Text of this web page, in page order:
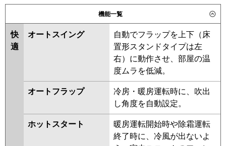
RCID-GP140RHN5
GP140RSH11
三菱重工
FDTWV1406H6S-rak
FDTWV1406H6S
パナソニック PA-P140L7KNC PA-P140L7KC
PA-P140L7HC PA-P140L7HNC
東芝 RWSA14034XU RWSA14034MUB
RWHA14031MUB
RWSA14033MUB RWHA14031MU
RWHA14031XU RWSA14033MU
RWSA14033XU RWHA14031M
RWHA14031X RWSA14033M
RWSA14033X RWHA14021M
RWHA14021X AWHA14054M-R
AWHA14054X AWHA14054X-R
AWHA14054M RWSA14023M
RWSA14023X AWEA14057M
AWSA14057M AWSA14057X
機能一覧
快
適
オートスイング
自動でフラップを上下（床
置形スタンドタイプは左
右）に動作させ、部屋の温
度ムラを低減。
オートフラップ
冷房・暖房運転時に、吹出
し角度を自動設定。
ホットスタート
暖房運転開始時や除霜運転
終了時に、冷風が出ないよ